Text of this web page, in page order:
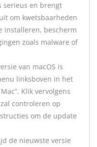
serieus en brengt
om kwetsbaarheden
installeren, bescherm
zoals malware of
van macOS is
linksboven in het
Klik vervolgens
controleren op
om de update
de nieuwste versie